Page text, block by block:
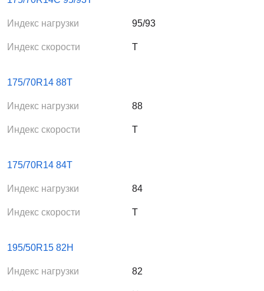
Индекс нагрузки 95/93
Индекс скорости T
175/70R14 88T
Индекс нагрузки 88
Индекс скорости T
175/70R14 84T
Индекс нагрузки 84
Индекс скорости T
195/50R15 82H
Индекс нагрузки 82